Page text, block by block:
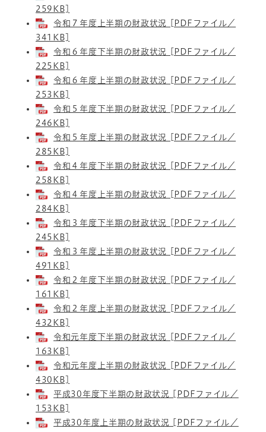
259KB]
令和７年度上半期の財政状況 [PDFファイル／
341KB]
令和６年度下半期の財政状況 [PDFファイル／
225KB]
令和６年度上半期の財政状況 [PDFファイル／
253KB]
令和５年度下半期の財政状況 [PDFファイル／
246KB]
令和５年度上半期の財政状況 [PDFファイル／
285KB]
令和４年度下半期の財政状況 [PDFファイル／
258KB]
令和４年度上半期の財政状況 [PDFファイル／
284KB]
令和３年度下半期の財政状況 [PDFファイル／
245KB]
令和３年度上半期の財政状況 [PDFファイル／
491KB]
令和２年度下半期の財政状況 [PDFファイル／
161KB]
令和２年度上半期の財政状況 [PDFファイル／
432KB]
令和元年度下半期の財政状況 [PDFファイル／
163KB]
令和元年度上半期の財政状況 [PDFファイル／
430KB]
平成30年度下半期の財政状況 [PDFファイル／
153KB]
平成30年度上半期の財政状況 [PDFファイル／